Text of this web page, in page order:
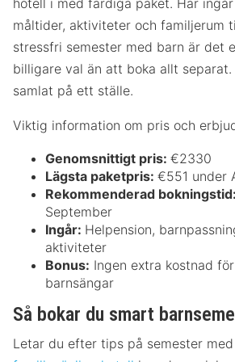
måltider, aktiviteter och familjerum
stressfri semester med barn är det
billigare val än att boka allt
samlat på ett ställe.
Viktig information om pris och
Genomsnittigt pris: €2330
Lägsta paketpris: €551 under
Rekommenderad bokningstid:
September
Ingår: Helpension,
aktiviteter
Bonus: Ingen extra kostnad
barnsängar
Så bokar du smart
Letar du efter tips på semester